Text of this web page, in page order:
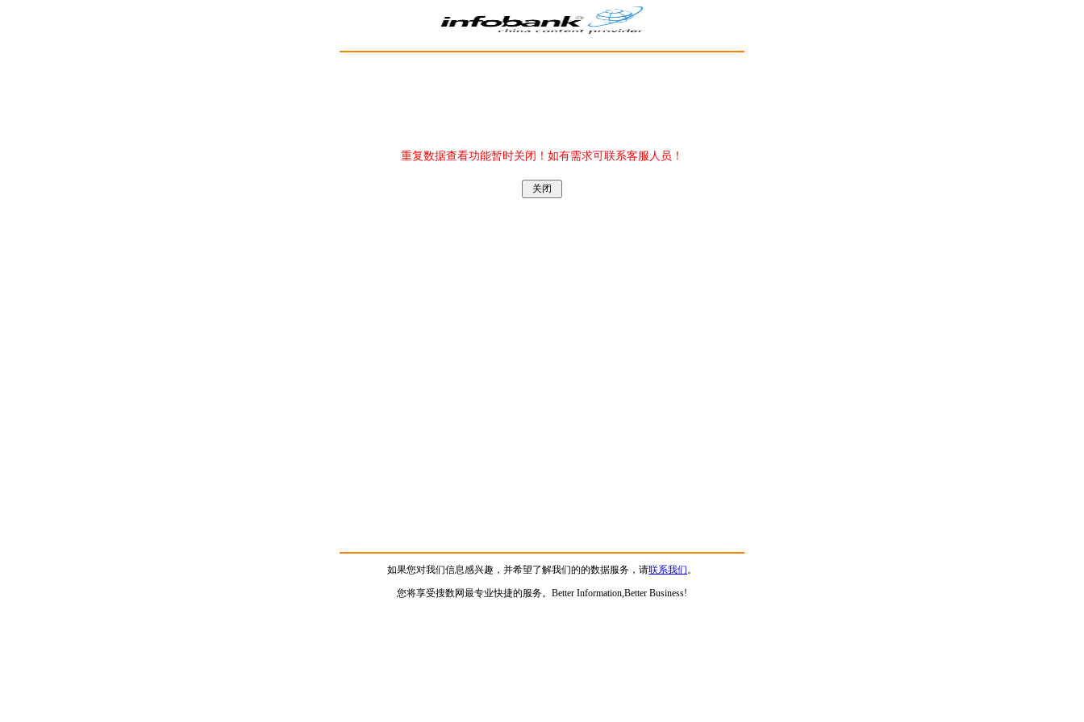
重复数据查看功能暂时关闭！如有需求可联系客服人员！
如果您对我们信息感兴趣，并希望了解我们的的数据服务，请联系我们。
您将享受搜数网最专业快捷的服务。Better Information,Better Business!